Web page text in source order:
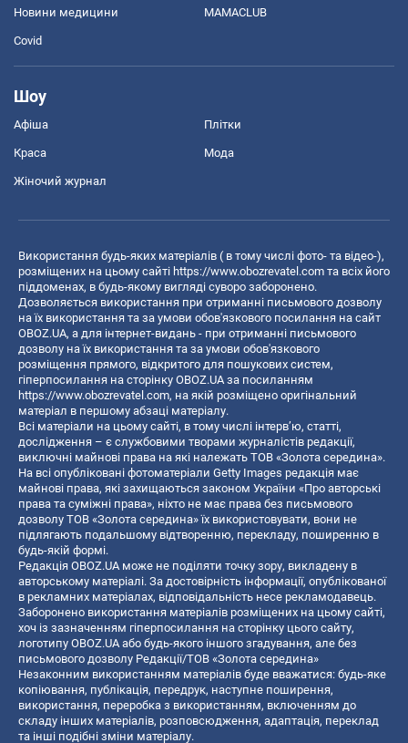
Новини медицини MAMACLUB
Covid
Шоу
Афіша Плітки
Краса Мода
Жіночий журнал
Використання будь-яких матеріалів ( в тому числі фото- та відео-),
розміщених на цьому сайті https://www.obozrevatel.com та всіх його
піддоменах, в будь-якому вигляді суворо заборонено.
Дозволяється використання при отриманні письмового дозволу
на їх використання та за умови обов'язкового посилання на сайт
OBOZ.UA, а для інтернет-видань - при отриманні письмового
дозволу на їх використання та за умови обов'язкового
розміщення прямого, відкритого для пошукових систем,
гіперпосилання на сторінку OBOZ.UA за посиланням
https://www.obozrevatel.com, на якій розміщено оригінальний
матеріал в першому абзаці матеріалу.
Всі матеріали на цьому сайті, в тому числі інтерв’ю, статті,
дослідження – є службовими творами журналістів редакції,
виключні майнові права на які належать ТОВ «Золота середина».
На всі опубліковані фотоматеріали Getty Images редакція має
майнові права, які захищаються законом України «Про авторські
права та суміжні права», ніхто не має права без письмового
дозволу ТОВ «Золота середина» їх використовувати, вони не
підлягають подальшому відтворенню, перекладу, поширенню в
будь-якій формі.
Редакція OBOZ.UA може не поділяти точку зору, викладену в
авторському матеріалі. За достовірність інформації, опублікованої
в рекламних матеріалах, відповідальність несе рекламодавець.
Заборонено використання матеріалів розміщених на цьому сайті,
хоч із зазначенням гіперпосилання на сторінку цього сайту,
логотипу OBOZ.UA або будь-якого іншого згадування, але без
письмового дозволу Редакції/ТОВ «Золота середина»
Незаконним використанням матеріалів буде вважатися: будь-яке
копiювання, публiкацiя, передрук, наступне поширення,
використання, переробка з використанням, включенням до
складу інших матеріалів, розповсюдження, адаптація, переклад
та інші подібні зміни матеріалу.